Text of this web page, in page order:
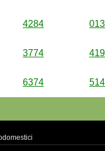
4284
3774
6374